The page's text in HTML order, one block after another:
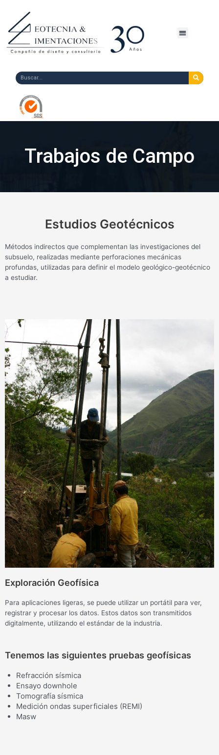
Trabajos de Campo
Estudios Geotécnicos
Métodos indirectos que complementan las investigaciones del
subsuelo, realizadas mediante perforaciones mecánicas
profundas, utilizadas para definir el modelo geológico-geotécnico
a estudiar.
Exploración Geofísica
Para aplicaciones ligeras, se puede utilizar un portátil para ver,
registrar y procesar los datos. Estos datos son transmitidos
digitalmente, utilizando el estándar de la industria.
Tenemos las siguientes pruebas geofísicas
Refracción sísmica
Ensayo downhole
Tomografía sísmica
Medición ondas superficiales (REMI)
Masw